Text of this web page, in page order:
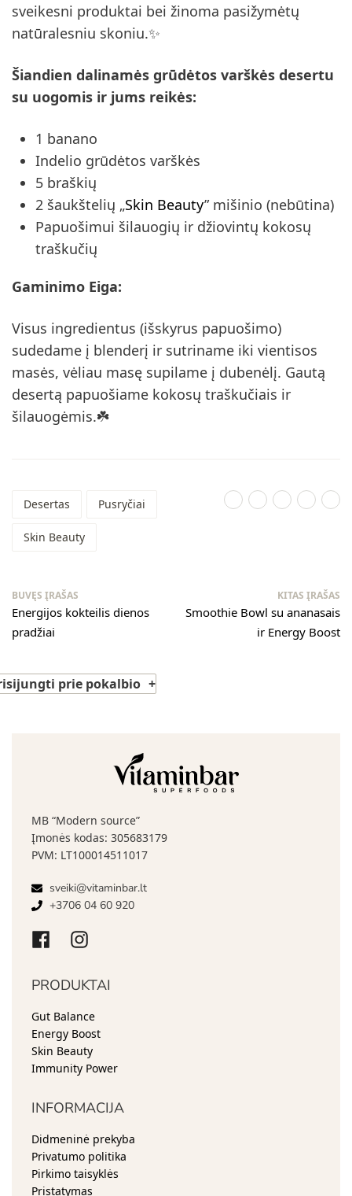
sveikesni produktai bei žinoma pasižymėtų
natūralesniu skoniu.✨
Šiandien dalinamės grūdėtos varškės desertu
su uogomis ir jums reikės:
1 banano
Indelio grūdėtos varškės
5 braškių
2 šaukštelių „Skin Beauty” mišinio (nebūtina)
Papuošimui šilauogių ir džiovintų kokosų
traškučių
Gaminimo Eiga:
Visus ingredientus (išskyrus papuošimo)
sudedame į blenderį ir sutriname iki vientisos
masės, vėliau masę supilame į dubenėlį. Gautą
desertą papuošiame kokosų traškučiais ir
šilauogėmis.☘️
Desertas Pusryčiai
Skin Beauty
BUVĘS ĮRAŠAS
Energijos kokteilis dienos
pradžiai
KITAS ĮRAŠAS
Smoothie Bowl su ananasais
ir Energy Boost
prie pokalbio
MB “Modern source”
Įmonės kodas: 305683179
PVM: LT100014511017
sveiki@vitaminbar.lt
+3706 04 60 920
PRODUKTAI
Gut Balance
Energy Boost
Skin Beauty
Immunity Power
INFORMACIJA
Didmeninė prekyba
Privatumo politika
Pirkimo taisyklės
Pristatymas